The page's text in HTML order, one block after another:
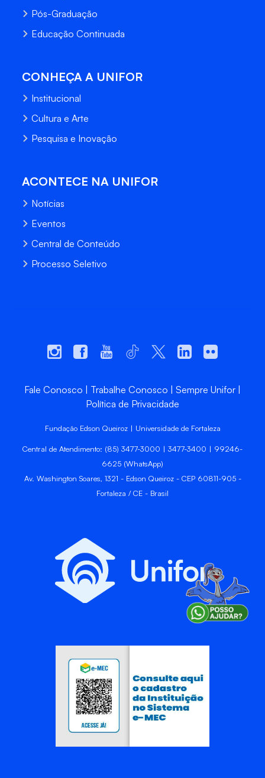
Pós-Graduação
Educação Continuada
CONHEÇA A UNIFOR
Institucional
Cultura e Arte
Pesquisa e Inovação
ACONTECE NA UNIFOR
Notícias
Eventos
Central de Conteúdo
Processo Seletivo
Fale Conosco Trabalhe Conosco
Sempre Unifor
Política de Privacidade
Fundação Edson Queiroz | Universidade de Fortaleza
Central de Atendimento: (85) 3477-3000 | 3477-3400 | 99246-
6625 (WhatsApp)
Av. Washington Soares, 1321 - Edson Queiroz - CEP 60811-905 -
Fortaleza / CE - Brasil